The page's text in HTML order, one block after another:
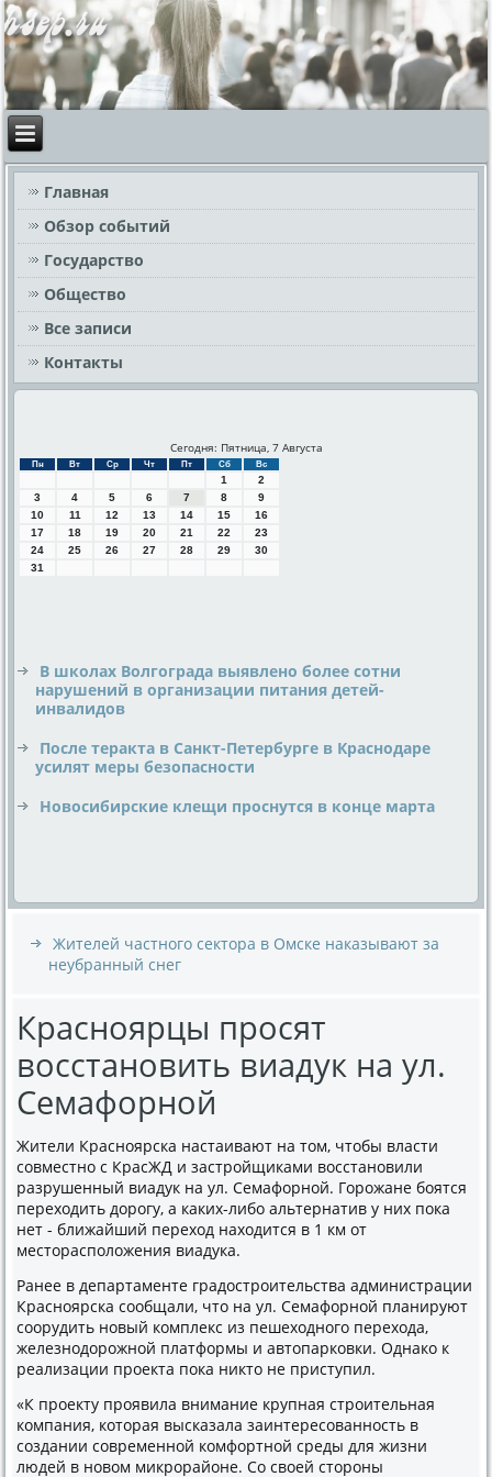
Главная
Обзор событий
Государство
Общество
Все записи
Контакты
Сегодня: Пятница, 7 Августа
Пн Вт Ср Чт Пт Сб Вс
1
2
3
4 5 6 7 8
9
10
11 12 13 14 15
16
17
18 19 20 21 22
23
24
25 26 27 28 29
30
31
В школах Волгограда выявлено более сотни
нарушений в организации питания детей-
инвалидов
После теракта в Санкт-Петербурге в Краснодаре
усилят меры безопасности
Новосибирские клещи проснутся в конце марта
Жителей частного сектора в Омске наказывают за
неубранный снег
Красноярцы просят
восстановить виадук на ул.
Семафорной
Жители Красноярска настаивают на том, чтобы власти
совместно с КрасЖД и застройщиками восстановили
разрушенный виадук на ул. Семафорной. Горожане боятся
переходить дорогу, а каких-либо альтернатив у них пока
нет - ближайший переход находится в 1 км от
месторасположения виадука.
Ранее в департаменте градостроительства администрации
Красноярска сообщали, что на ул. Семафорной планируют
соорудить новый комплекс из пешеходного перехода,
железнодорожной платформы и автопарковки. Однако к
реализации проекта пока никто не приступил.
«К проекту проявила внимание крупная строительная
компания, которая высказала заинтересованность в
создании современной комфортной среды для жизни
людей в новом микрорайоне. Со своей стороны